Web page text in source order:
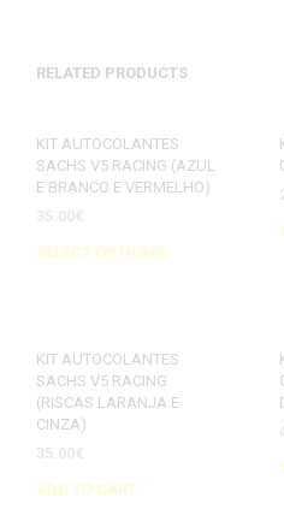
RELATED PRODUCTS
KIT AUTOCOLANTES
SACHS V5 RACING (AZUL
E BRANCO E VERMELHO)
35.00€
SELECT OPTIONS
KIT AUTOCOLANTES
SACHS V5 RACING
(RISCAS LARANJA E
CINZA)
35.00€
ADD TO CART